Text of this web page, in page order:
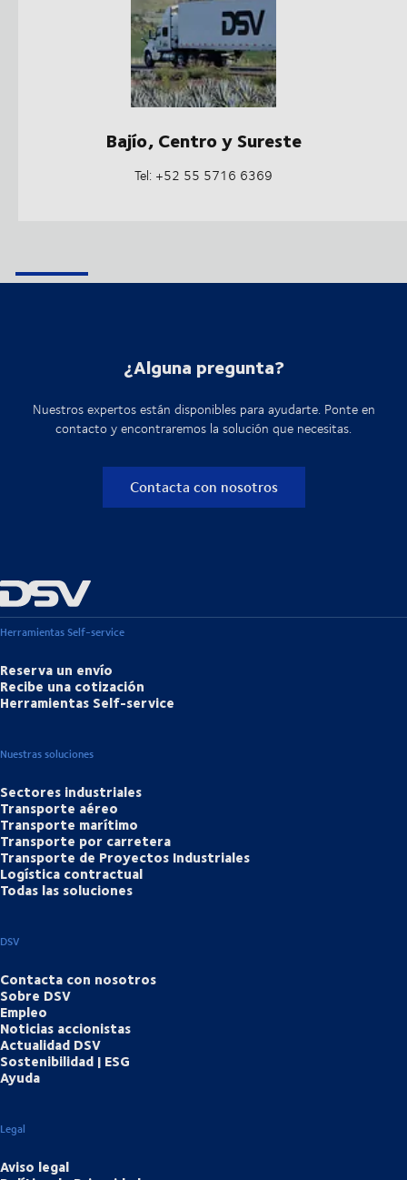
Bajío, Centro y Sureste
Tel: +52 55 5716 6369
¿Alguna pregunta?
Nuestros expertos están disponibles para ayudarte. Ponte en
contacto y encontraremos la solución que necesitas.
Contacta con nosotros
Herramientas Self-service
Reserva un envío
Recibe una cotización
Herramientas Self-service
Nuestras soluciones
Sectores industriales
Transporte aéreo
Transporte marítimo
Transporte por carretera
Transporte de Proyectos Industriales
Logística contractual
Todas las soluciones
DSV
Contacta con nosotros
Sobre DSV
Empleo
Noticias accionistas
Actualidad DSV
Sostenibilidad | ESG
Ayuda
Legal
Aviso legal